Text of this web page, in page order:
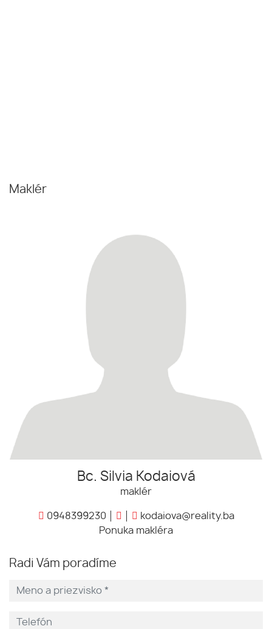
Maklér
Bc. Silvia Kodaiová
maklér
0948399230
kodaiova@reality.ba
Ponuka makléra
Radi Vám poradíme